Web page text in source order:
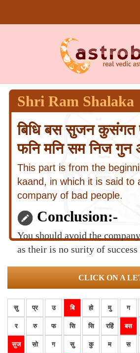
Shri Ram Shalaka
बिधि बस सुजन कुसंगत
फनि मनि सम निज गुन
This part is from the
kaand, in which it is said to
company of bad people.
Conclusion:-
You should avoid the
as their is no surity of
CLICK ON A
सु प्र उ बि हो मु ग
र रु फ सि सि रहिं बस
सुज सो ग सु कु म स